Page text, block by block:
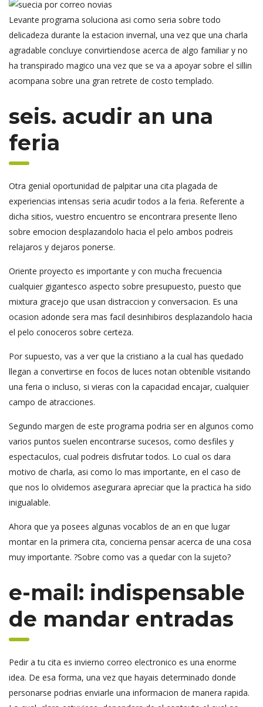
Levante programa soluciona asi como seria sobre todo
delicadeza durante la estacion invernal, una vez que una charla
agradable concluye convirtiendose acerca de algo familiar y no
ha transpirado magico una vez que se va a apoyar sobre el sillin
acompana sobre una gran retrete de costo templado.
seis. acudir an una
feria
Otra genial oportunidad de palpitar una cita plagada de
experiencias intensas seria acudir todos a la feria. Referente a
dicha sitios, vuestro encuentro se encontrara presente lleno
sobre emocion desplazandolo hacia el pelo ambos podreis
relajaros y dejaros ponerse.
Oriente proyecto es importante y con mucha frecuencia
cualquier gigantesco aspecto sobre presupuesto, puesto que
mixtura gracejo que usan distraccion y conversacion. Es una
ocasion adonde sera mas facil desinhibiros desplazandolo hacia
el pelo conoceros sobre certeza.
Por supuesto, vas a ver que la cristiano a la cual has quedado
llegan a convertirse en focos de luces notan obtenible visitando
una feria o incluso, si vieras con la capacidad encajar, cualquier
campo de atracciones.
Segundo margen de este programa podria ser en algunos como
varios puntos suelen encontrarse sucesos, como desfiles y
espectaculos, cual podreis disfrutar todos. Lo cual os dara
motivo de charla, asi como lo mas importante, en el caso de
que nos lo olvidemos asegurara apreciar que la practica ha sido
inigualable.
Ahora que ya posees algunas vocablos de an en que lugar
montar en la primera cita, concierna pensar acerca de una cosa
muy importante. ?Sobre como vas a quedar con la sujeto?
e-mail: indispensable
de mandar entradas
Pedir a tu cita es invierno correo electronico es una enorme
idea. De esa forma, una vez que hayais determinado donde
personarse podrias enviarle una informacion de manera rapida.